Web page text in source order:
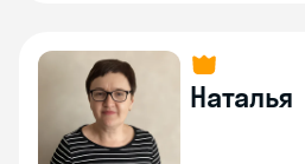
Наталья